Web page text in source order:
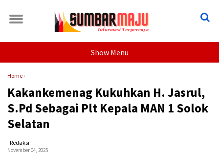
Show Menu
Home ›
Kakankemenag Kukuhkan H. Jasrul,
S.Pd Sebagai Plt Kepala MAN 1 Solok
Selatan
Redaksi
November 04, 2025